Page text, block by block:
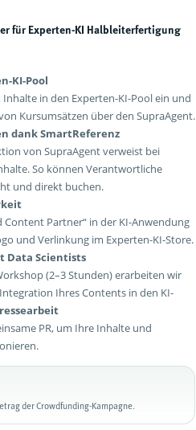
für Experten-KI Halbleiterfertigung
KI-Pool
Inhalte in den Experten-KI-Pool ein und
Kursumsätzen über den SupraAgent.
dank SmartReferenz
von SupraAgent verweist bei
So können Verantwortliche
und direkt buchen.
Content Partner“ in der KI-Anwendung
und Verlinkung im Experten-KI-Store.
Data Scientists
(2–3 Stunden) erarbeiten wir
Ihres Contents in den KI-
PR, um Ihre Inhalte und
der Crowdfunding-Kampagne.